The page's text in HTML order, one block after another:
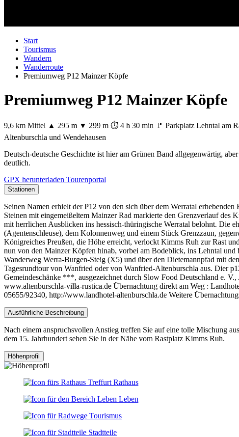
Start
Tourismus
Wandern
Wanderroute
Premiumweg P12 Mainzer Köpfe
Premiumweg P12 Mainzer Köpfe
9,6 km Mittel ▲ 295 m ▼ 299 m ⏱ 4 h 30 min
🚩 Parkplatz Lehntal am
Altenburschla und Wendehausen
+
Deutsch-deutsche Geschichte ist hier am Grünen Band allgegenwärtig,
deutlich.
GPX herunterladen Tourenportal
Stationen
Seinen Namen erhielt der P12 von den sich über dem Werratal
Steinen mit eingemeißeltem Mainzer Rad markierte den Grenzverlauf
mit herrlichen Ausblicken ins hessisch-thüringische Werratal belohnt. Die
(Agentenschleuse), dem Kolonnenweg und einem Stück Grenzzaun,
Königreiches Preußen, die Höhe erreicht, verlockt Kimms Ruh zur Rast
nun von den Mainzer Köpfen hinab, vorbei am Bodeblick, ins Lehntal
Wanderweg Werra-Burgen-Steig (X5) und über den Dietemannpfad mit
Tagesrundtour von Wanfried oder von Wanfried-Altenburschla aus. Dier
Gemeindeschänke ***, ausgezeichnet durch Slow Food Deutschland e.
www.altenburschla-villa-rustica.de Übernachtung direkt am Weg :
05655/92340, http://www.landhotel-altenburschla.de Weitere
Ausführliche Beschreibung
Nach einem anspruchsvollen Anstieg treffen Sie auf eine tolle Mischung
dem 15. Jahrhundert sehen Sie in der Nähe vom Rastplatz Kimms Ruh.
Höhenprofil
Rathaus
Leben
Tourismus
Stadtteile